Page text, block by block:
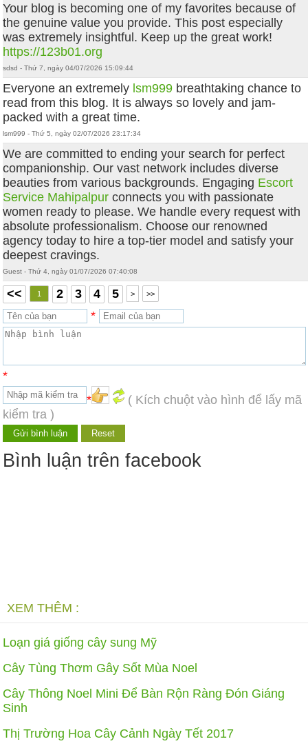
Your blog is becoming one of my favorites because of
the genuine value you provide. This post especially
was extremely insightful. Keep up the great work!
https://123b01.org
sdsd - Thứ 7, ngày 04/07/2026 15:09:44
Everyone an extremely lsm999 breathtaking chance to
read from this blog. It is always so lovely and jam-
packed with a great time.
lsm999 - Thứ 5, ngày 02/07/2026 23:17:34
We are committed to ending your search for perfect
companionship. Our vast network includes diverse
beauties from various backgrounds. Engaging Escort
Service Mahipalpur connects you with passionate
women ready to please. We handle every request with
absolute professionalism. Choose our renowned
agency today to hire a top-tier model and satisfy your
deepest cravings.
Guest - Thứ 4, ngày 01/07/2026 07:40:08
<< 1 2 3 4 5 > >>
*
*
*
( Kích chuột vào hình để lấy mã
kiểm tra )
Bình luận trên facebook
XEM THÊM :
Loạn giá giống cây sung Mỹ
Cây Tùng Thơm Gây Sốt Mùa Noel
Cây Thông Noel Mini Để Bàn Rộn Ràng Đón Giáng
Sinh
Thị Trường Hoa Cây Cảnh Ngày Tết 2017